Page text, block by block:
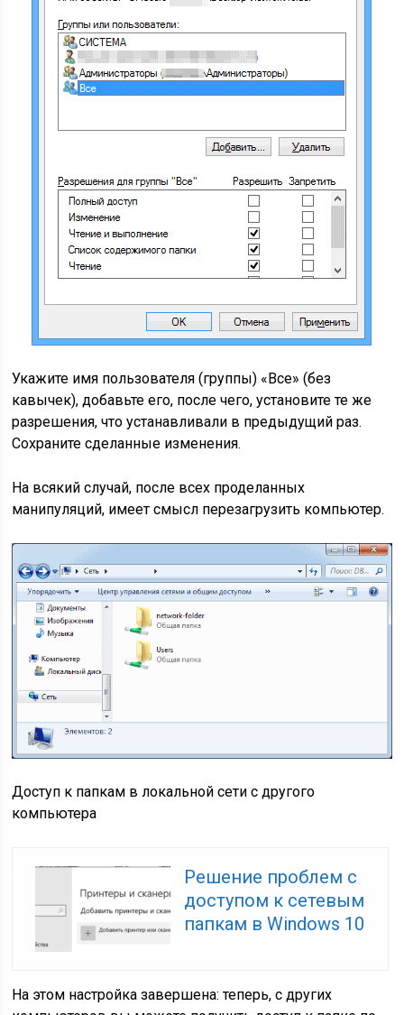
Укажите имя пользователя (группы) «Все» (без
кавычек), добавьте его, после чего, установите те же
разрешения, что устанавливали в предыдущий раз.
Сохраните сделанные изменения.
На всякий случай, после всех проделанных
манипуляций, имеет смысл перезагрузить компьютер.
Доступ к папкам в локальной сети с другого
компьютера
Решение проблем с
доступом к сетевым
папкам в Windows 10
На этом настройка завершена: теперь, с других